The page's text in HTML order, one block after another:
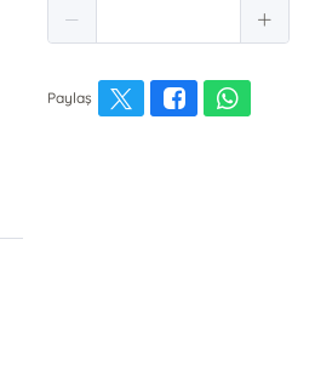
Paylaş